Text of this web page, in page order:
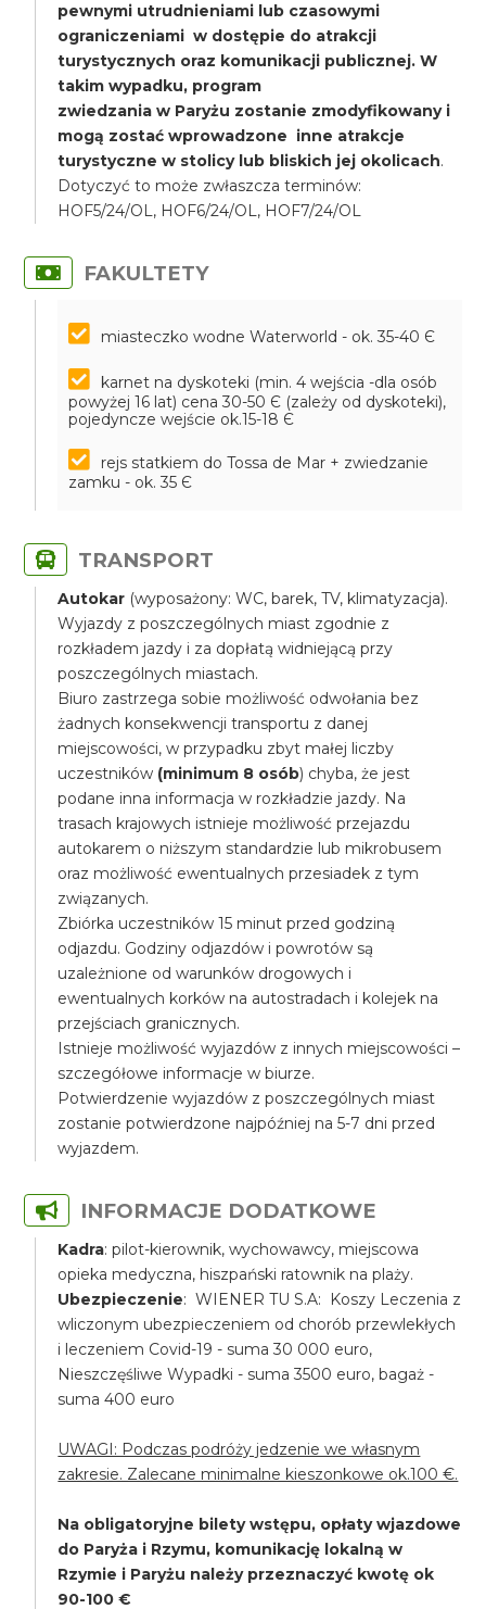
pewnymi utrudnieniami lub czasowymi
ograniczeniami w dostępie do atrakcji
turystycznych oraz komunikacji publicznej. W
takim wypadku, program
zwiedzania w Paryżu zostanie zmodyfikowany i
mogą zostać wprowadzone inne atrakcje
turystyczne w stolicy lub bliskich jej okolicach.
Dotyczyć to może zwłaszcza terminów:
HOF5/24/OL, HOF6/24/OL, HOF7/24/OL
FAKULTETY
miasteczko wodne Waterworld - ok. 35-40 Є
karnet na dyskoteki (min. 4 wejścia -dla osób
powyżej 16 lat) cena 30-50 Є (zależy od dyskoteki),
pojedyncze wejście ok.15-18 Є
rejs statkiem do Tossa de Mar + zwiedzanie
zamku - ok. 35 Є
TRANSPORT
Autokar (wyposażony: WC, barek, TV, klimatyzacja).
Wyjazdy z poszczególnych miast zgodnie z
rozkładem jazdy i za dopłatą widniejącą przy
poszczególnych miastach.
Biuro zastrzega sobie możliwość odwołania bez
żadnych konsekwencji transportu z danej
miejscowości, w przypadku zbyt małej liczby
uczestników (minimum 8 osób) chyba, że jest
podane inna informacja w rozkładzie jazdy. Na
trasach krajowych istnieje możliwość przejazdu
autokarem o niższym standardzie lub mikrobusem
oraz możliwość ewentualnych przesiadek z tym
związanych.
Zbiórka uczestników 15 minut przed godziną
odjazdu. Godziny odjazdów i powrotów są
uzależnione od warunków drogowych i
ewentualnych korków na autostradach i kolejek na
przejściach granicznych.
Istnieje możliwość wyjazdów z innych miejscowości –
szczegółowe informacje w biurze.
Potwierdzenie wyjazdów z poszczególnych miast
zostanie potwierdzone najpóźniej na 5-7 dni przed
wyjazdem.
INFORMACJE DODATKOWE
Kadra: pilot-kierownik, wychowawcy, miejscowa
opieka medyczna, hiszpański ratownik na plaży.
Ubezpieczenie: WIENER TU S.A: Koszy Leczenia z
wliczonym ubezpieczeniem od chorób przewlekłych
i leczeniem Covid-19 - suma 30 000 euro,
Nieszczęśliwe Wypadki - suma 3500 euro, bagaż -
suma 400 euro
UWAGI: Podczas podróży jedzenie we własnym
zakresie. Zalecane minimalne kieszonkowe ok.100 €.
Na obligatoryjne bilety wstępu, opłaty wjazdowe
do Paryża i Rzymu, komunikację lokalną w
Rzymie i Paryżu należy przeznaczyć kwotę ok
90-100 €